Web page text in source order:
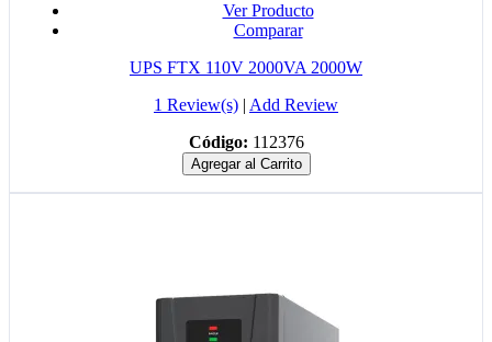
Ver Producto
Comparar
UPS FTX 110V 2000VA 2000W
1 Review(s) | Add Review
Código: 112376
Agregar al Carrito